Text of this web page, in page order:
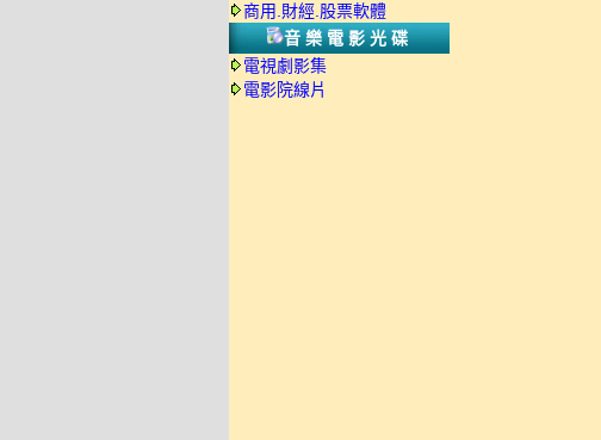
商用.財經.股票軟體
音樂電影光碟
電視劇影集
電影院線片